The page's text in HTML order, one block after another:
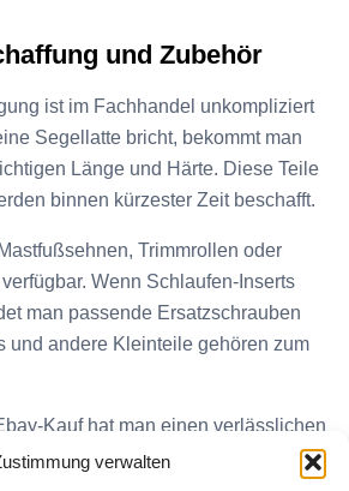
verwalten
und Zubehör
ist im Fachhandel unkompliziert
Segellatte bricht, bekommt man
Länge und Härte. Diese Teile
binnen kürzester Zeit beschafft.
Trimmrollen oder
Wenn Schlaufen-Inserts
man passende Ersatzschrauben
und andere Kleinteile gehören zum
Kauf hat man einen verlässlichen
ist an zufriedenen Kunden